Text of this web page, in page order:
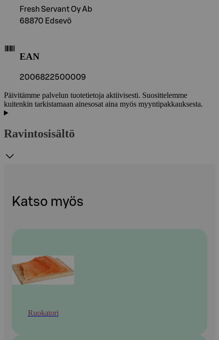
Fresh Servant Oy Ab
68870 Edsevö
EAN
2006822500009
Päivitämme palvelun tuotetietoja aktiivisesti. Suosittelemme
kuitenkin tarkistamaan ainesosat aina myös myyntipakkauksesta.
Ravintosisältö
Katso myös
Ruokatori